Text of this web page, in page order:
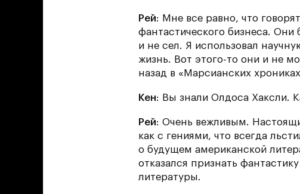
Рей: Мне все равно, что
фантастического бизнеса. Они
и не сел. Я использовал
жизнь. Вот этого-то они и не
назад в «Марсианских
Кен: Вы знали Олдоса Хаксли.
Рей: Очень вежливым.
как с гениями, что всегда
о будущем американской
отказался признать
литературы.